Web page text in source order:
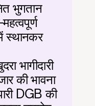
भुगतान
स्थानकर
भागीदारी
की भावना
DGB की